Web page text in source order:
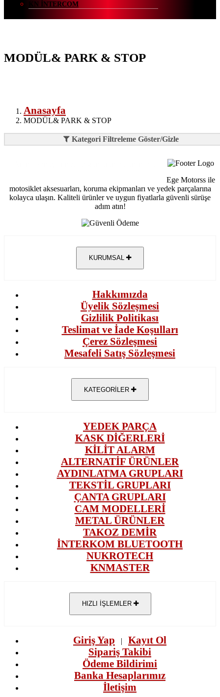
KN İNTERCOM
MODÜL& PARK & STOP
Anasayfa
MODÜL& PARK & STOP
Kategori Filtreleme Göster/Gizle
Ege Motorss ile
motosiklet aksesuarları, koruma ekipmanları ve yedek parçalarına
kolayca ulaşın. Kaliteli ürünler ve uygun fiyatlarla güvenli sürüşe
adım atın!
KURUMSAL
Hakkımızda
Üyelik Sözleşmesi
Gizlilik Politikası
Teslimat ve İade Koşulları
Çerez Sözleşmesi
Mesafeli Satış Sözleşmesi
KATEGORİLER
YEDEK PARÇA
KASK DİĞERLERİ
KİLİT ALARM
ALTERNATİF ÜRÜNLER
AYDINLATMA GRUPLARI
TEKSTİL GRUPLARI
ÇANTA GRUPLARI
CAM MODELLERİ
METAL ÜRÜNLER
TAKOZ DEMİR
İNTERKOM BLUETOOTH
NUKROTECH
KNMASTER
HIZLI İŞLEMLER
Giriş Yap | Kayıt Ol
Sipariş Takibi
Ödeme Bildirimi
Banka Hesaplarımız
İletişim